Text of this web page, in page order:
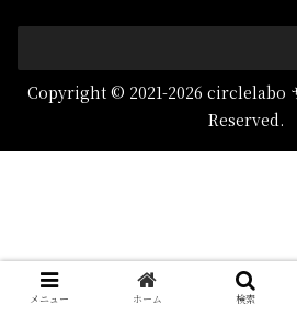
Copyright © 2021-2026 circlelabo
Reserved.
メニュー ホーム 検索